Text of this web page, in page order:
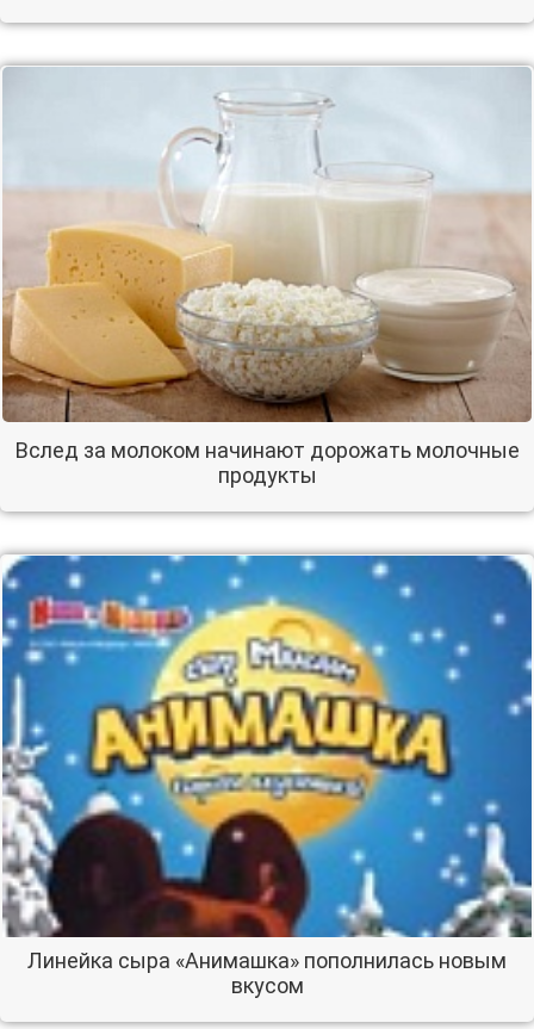
Вслед за молоком начинают дорожать молочные
продукты
Линейка сыра «Анимашка» пополнилась новым
вкусом